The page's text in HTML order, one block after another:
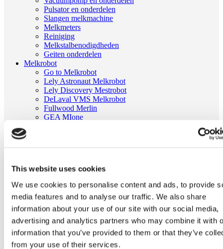
This website uses cookies
We use cookies to personalise content and ads, to provide
media features and to analyse our traffic. We also share
information about your use of our site with our social media,
advertising and analytics partners who may combine it with
information that you’ve provided to them or that they’ve
from your use of their services.
Pulsator en onderdelen
Slangen melkmachine
Melkmeters
Reiniging
Melkstalbenodigdheden
Geiten onderdelen
Melkrobot
Go to Melkrobot
Lely Astronaut Melkrobot
Lely Discovery Mestrobot
DeLaval VMS Melkrobot
Fullwood Merlin
GEA MIone
stalartikelen
Home
Melkmachine
Pulsator en onderdelen
Membraan passend voor Pulsator HP100 DeLaval
Ga naar het einde van de afbeeldingen-gallerij